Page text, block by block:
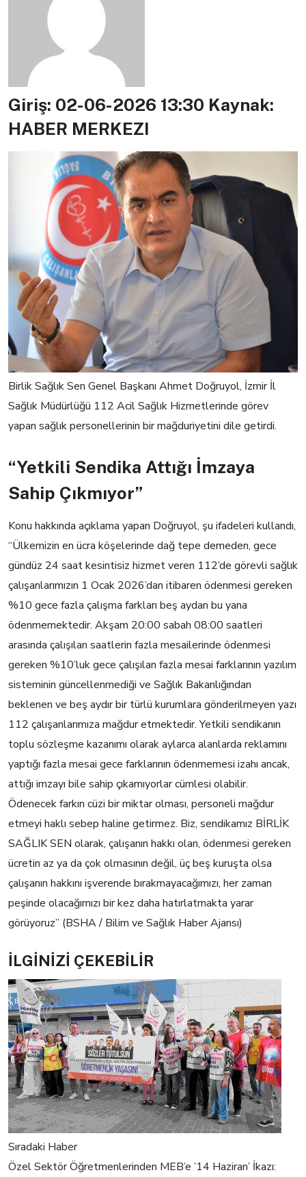
Giriş: 02-06-2026 13:30 Kaynak:
HABER MERKEZI
Birlik Sağlık Sen Genel Başkanı Ahmet Doğruyol, İzmir İl
Sağlık Müdürlüğü 112 Acil Sağlık Hizmetlerinde görev
yapan sağlık personellerinin bir mağduriyetini dile getirdi.
“Yetkili Sendika Attığı İmzaya
Sahip Çıkmıyor”
Konu hakkında açıklama yapan Doğruyol, şu ifadeleri kullandı,
“Ülkemizin en ücra köşelerinde dağ tepe demeden, gece
gündüz 24 saat kesintisiz hizmet veren 112’de görevli sağlık
çalışanlarımızın 1 Ocak 2026’dan itibaren ödenmesi gereken
%10 gece fazla çalışma farkları beş aydan bu yana
ödenmemektedir. Akşam 20:00 sabah 08:00 saatleri
arasında çalışılan saatlerin fazla mesailerinde ödenmesi
gereken %10’luk gece çalışılan fazla mesai farklarının yazılım
sisteminin güncellenmediği ve Sağlık Bakanlığından
beklenen ve beş aydır bir türlü kurumlara gönderilmeyen yazı
112 çalışanlarımıza mağdur etmektedir. Yetkili sendikanın
toplu sözleşme kazanımı olarak aylarca alanlarda reklamını
yaptığı fazla mesai gece farklarının ödenmemesi izahı ancak,
attığı imzayı bile sahip çıkamıyorlar cümlesi olabilir.
Ödenecek farkın cüzi bir miktar olması, personeli mağdur
etmeyi haklı sebep haline getirmez. Biz, sendikamız BİRLİK
SAĞLIK SEN olarak, çalışanın hakkı olan, ödenmesi gereken
ücretin az ya da çok olmasının değil, üç beş kuruşta olsa
çalışanın hakkını işverende bırakmayacağımızı, her zaman
peşinde olacağımızı bir kez daha hatırlatmakta yarar
görüyoruz” (BSHA / Bilim ve Sağlık Haber Ajansı)
İLGİNİZİ ÇEKEBİLİR
Sıradaki Haber
Özel Sektör Öğretmenlerinden MEB’e ’14 Haziran’ İkazı: